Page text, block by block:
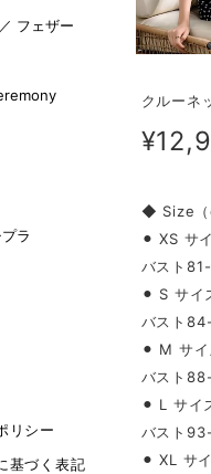
フェザー
ラ
リシー
基づく表記
クルーネ
◆ Size（
⚫︎ XS サ
バスト
⚫︎ S サイ
バスト
⚫︎ M サ
バスト
⚫︎ L サイ
バスト
⚫︎ XL サ